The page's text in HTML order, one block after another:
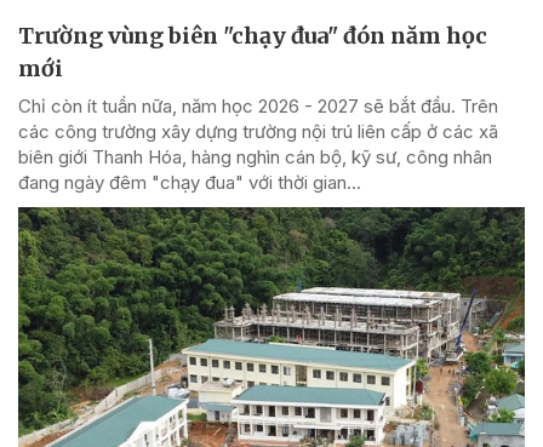
Trường vùng biên "chạy đua" đón năm học
mới
Chỉ còn ít tuần nữa, năm học 2026 - 2027 sẽ bắt đầu. Trên
các công trường xây dựng trường nội trú liên cấp ở các xã
biên giới Thanh Hóa, hàng nghìn cán bộ, kỹ sư, công nhân
đang ngày đêm "chạy đua" với thời gian...